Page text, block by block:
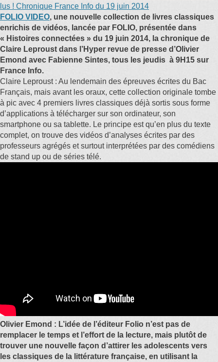
lus ! Chronique France Info du 19 juin 2014
FOLIO VIDEO, une nouvelle collection de livres classiques
enrichis de vidéos, lancée par FOLIO, présentée dans
« Histoires connectées » du 19 juin 2014, la chronique de
Claire Leproust dans l’Hyper revue de presse d’Olivier
Emond avec Fabienne Sintes, tous les jeudis à 9H15 sur
France Info.
Claire Leproust : Au lendemain des épreuves écrites du Bac
Français, mais avant les oraux, cette collection originale tombe
à pic avec 4 premiers livres classiques déjà sortis sous forme
d’applications à télécharger sur son ordinateur, son
smartphone ou sa tablette. Le principe est qu’en plus du texte
complet, on trouve des vidéos d’analyses écrites par des
professeurs agrégés et surtout interprétées par des comédiens
de stand up ou de séries télé.
Olivier Emond : L’idée de l’éditeur Folio n’est pas de
remplacer le temps et l’effort de la lecture, mais plutôt de
trouver une nouvelle façon d’attirer les adolescents vers
les classiques de la littérature française, en utilisant la